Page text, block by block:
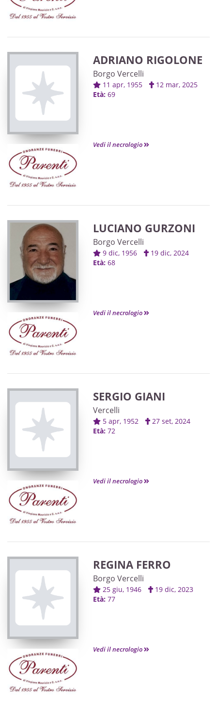
ADRIANO RIGOLONE
Borgo Vercelli
11 apr, 1955
12 mar, 2025
Età: 69
Vedi il necrologio
LUCIANO GURZONI
Borgo Vercelli
9 dic, 1956
19 dic, 2024
Età: 68
Vedi il necrologio
SERGIO GIANI
Vercelli
5 apr, 1952
27 set, 2024
Età: 72
Vedi il necrologio
REGINA FERRO
Borgo Vercelli
25 giu, 1946
19 dic, 2023
Età: 77
Vedi il necrologio